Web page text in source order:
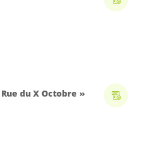
du X Octobre »